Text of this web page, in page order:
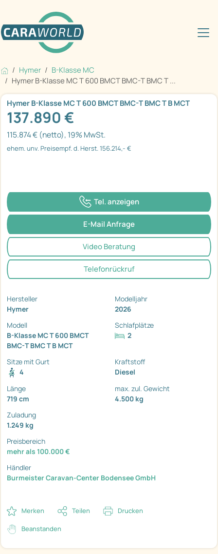
Hymer
B-Klasse MC
Hymer B-Klasse MC T 600 BMCT BMC-T BMC T ...
Hymer B-Klasse MC T 600 BMCT BMC-T BMC T B MCT
137.890 €
115.874 € (netto), 19% MwSt.
ehem. unv. Preisempf. d. Herst. 156.214,- €
Tel. anzeigen
E-Mail Anfrage
Video Beratung
Telefonrückruf
Hersteller
Hymer
Modelljahr
2026
Modell
B-Klasse MC T 600 BMCT
BMC-T BMC T B MCT
Schlafplätze
2
Sitze mit Gurt
4
Kraftstoff
Diesel
Länge
719 cm
max. zul. Gewicht
4.500 kg
Zuladung
1.249 kg
Preisbereich
mehr als 100.000 €
Händler
Burmeister Caravan-Center Bodensee GmbH
Merken Teilen Drucken
Beanstanden